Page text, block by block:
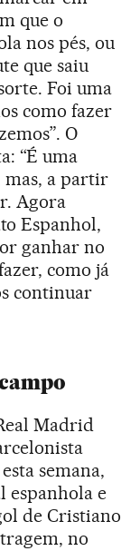
que o
nos pés, ou
que saiu
Foi uma
como fazer
O
“É uma
mas, a partir
Agora
Espanhol,
ganhar no
como já
continuar
Madrid
semana,
espanhola e
de Cristiano
no